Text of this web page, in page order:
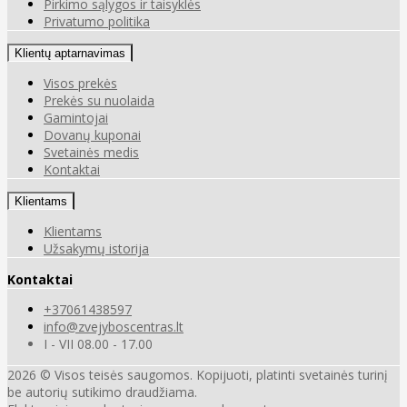
Pirkimo sąlygos ir taisyklės
Privatumo politika
Klientų aptarnavimas
Visos prekės
Prekės su nuolaida
Gamintojai
Dovanų kuponai
Svetainės medis
Kontaktai
Klientams
Klientams
Užsakymų istorija
Kontaktai
+37061438597
info@zvejyboscentras.lt
I - VII 08.00 - 17.00
2026 © Visos teisės saugomos. Kopijuoti, platinti svetainės turinį
be autorių sutikimo draudžiama.